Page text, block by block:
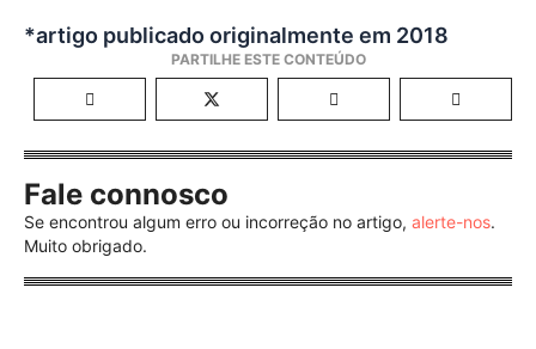
*artigo publicado originalmente em 2018
Fale connosco
Se encontrou algum erro ou incorreção no artigo, alerte-nos.
Muito obrigado.